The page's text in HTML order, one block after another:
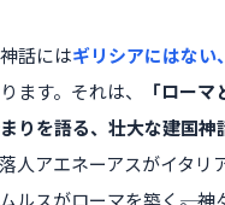
話にはギリシアにはない
ます。それは、
「ロー
りを語る、壮大な建国神
人アエネーアスがイタリ
ルスがローマを築く――。神